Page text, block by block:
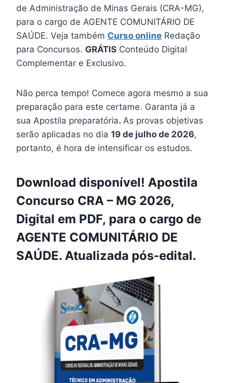
de Administração de Minas Gerais (CRA-MG),
para o cargo de AGENTE COMUNITÁRIO DE
SAÚDE. Veja também Curso online Redação
para Concursos. GRÁTIS Conteúdo Digital
Complementar e Exclusivo.
Não perca tempo! Comece agora mesmo a sua
preparação para este certame. Garanta já a
sua Apostila preparatória. As provas objetivas
serão aplicadas no dia 19 de julho de 2026,
portanto, é hora de intensificar os estudos.
Download disponível! Apostila
Concurso CRA – MG 2026,
Digital em PDF, para o cargo de
AGENTE COMUNITÁRIO DE
SAÚDE. Atualizada pós-edital.